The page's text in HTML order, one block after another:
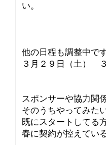
い。
他の日程も調整中です
３月２９日（土）
スポンサーや協力関
そのうちやってみた
既にスタートしてる方
春に契約が控えてい